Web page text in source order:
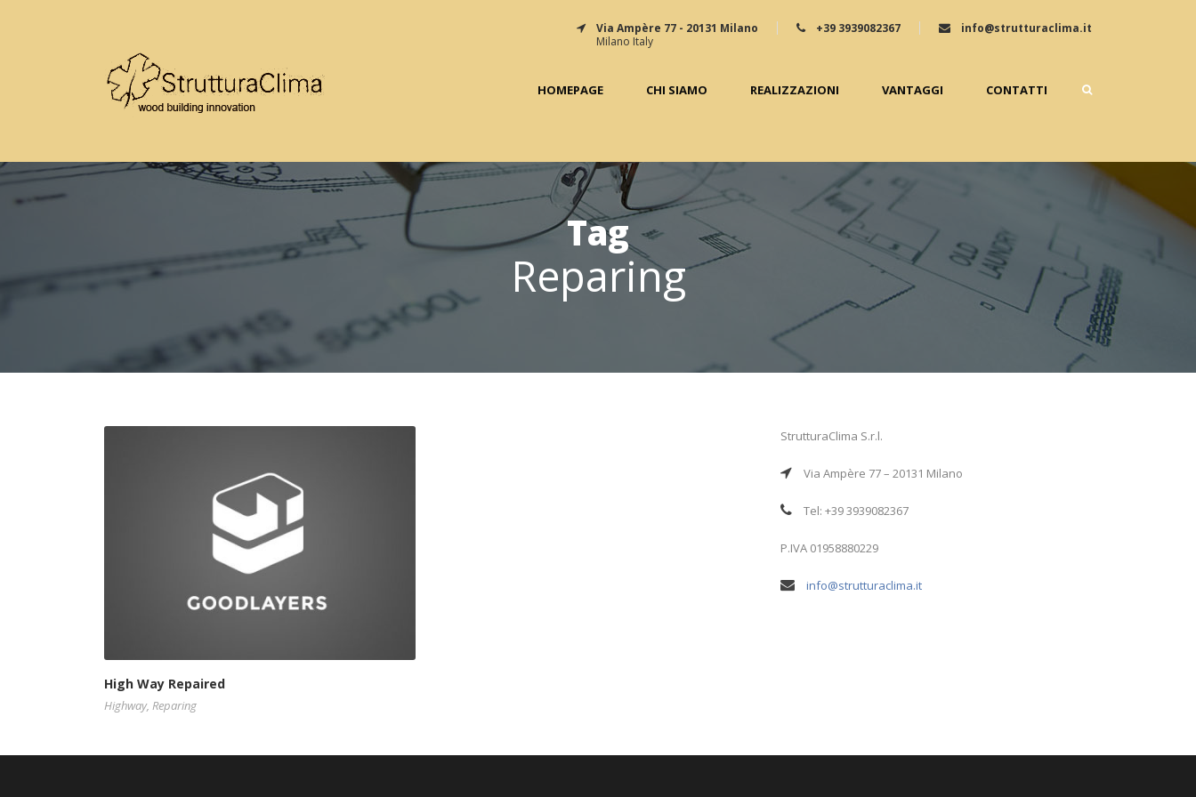
Via Ampère 77 - 20131 Milano
Milano Italy
+39 3939082367 info@strutturaclima.it
HOMEPAGE CHI SIAMO REALIZZAZIONI VANTAGGI CONTATTI
Tag
Reparing
High Way Repaired
Highway, Reparing
StrutturaClima S.r.l.
Via Ampère 77 – 20131 Milano
Tel: +39 3939082367
P.IVA 01958880229
info@strutturaclima.it